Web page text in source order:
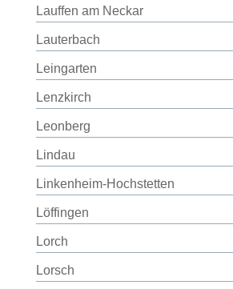
Lauffen am Neckar
Lauterbach
Leingarten
Lenzkirch
Leonberg
Lindau
Linkenheim-Hochstetten
Löffingen
Lorch
Lorsch